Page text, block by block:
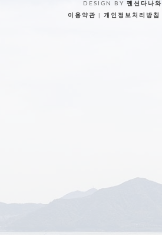
DESIGN BY 펜션다나와
이용약관
개인정보처리방침